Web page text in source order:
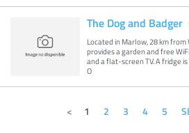
The Dog and Badger
Located in Marlow, 28 km from
provides a garden and free
and a flat-screen TV. A fridge
O
1 2 3 4 5